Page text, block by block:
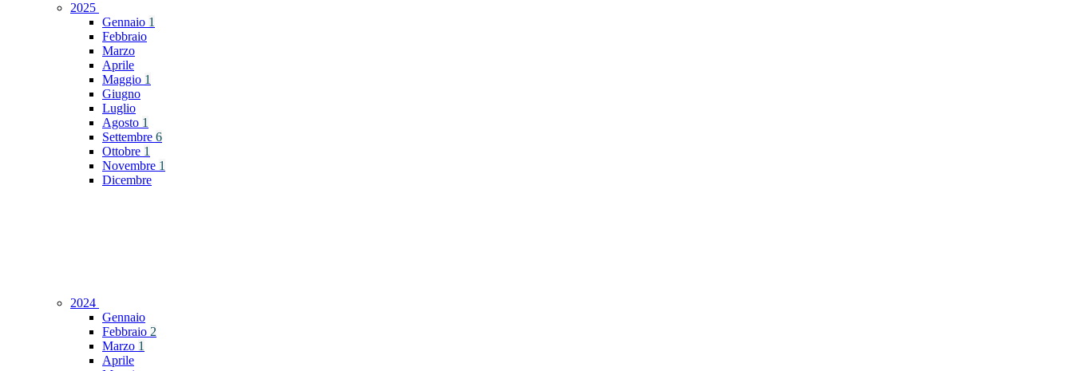
2025
Gennaio 1
Febbraio
Marzo
Aprile
Maggio 1
Giugno
Luglio
Agosto 1
Settembre 6
Ottobre 1
Novembre 1
Dicembre
2024
Gennaio
Febbraio 2
Marzo 1
Aprile